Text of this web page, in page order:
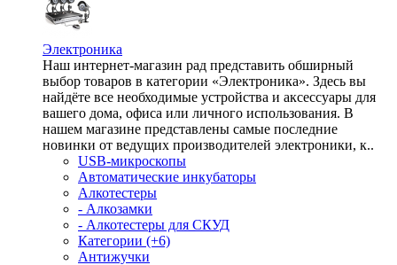
Электроника
Наш интернет-магазин рад представить обширный
выбор товаров в категории «Электроника». Здесь вы
найдёте все необходимые устройства и аксессуары для
вашего дома, офиса или личного использования. В
нашем магазине представлены самые последние
новинки от ведущих производителей электроники, к..
USB-микроскопы
Автоматические инкубаторы
Алкотестеры
- Алкозамки
- Алкотестеры для СКУД
Категории (+6)
Антижучки